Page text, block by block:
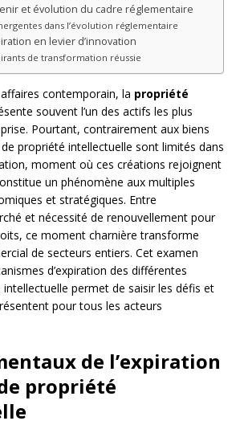
et évolution du cadre réglementaire
dans l’évolution réglementaire
en levier d’innovation
de transformation réussie
contemporain, la propriété
souvent l’un des actifs les plus
Pourtant, contrairement aux biens
propriété intellectuelle sont limités dans
moment où ces créations rejoignent
un phénomène aux multiples
et stratégiques. Entre
et nécessité de renouvellement pour
ce moment charnière transforme
de secteurs entiers. Cet examen
d’expiration des différentes
permet de saisir les défis et
pour tous les acteurs
de l’expiration
propriété